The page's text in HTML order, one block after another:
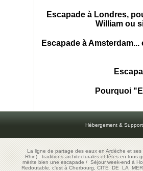
Escapade à Londres,
William ou
Escapade à
Pourquoi
Hébergement &
La ligne de partage des eaux en Ardèche et ses
Rhin) : traditions architecturales et fêtes en tous
mérite bien une escapade/Séjour week-end à
Redoutable, c'est à Cherbourg, CITE DE LA MER